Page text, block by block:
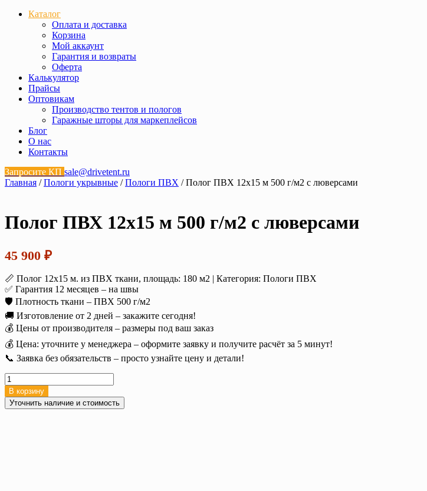
Каталог
Оплата и доставка
Корзина
Мой аккаунт
Гарантия и возвраты
Оферта
Калькулятор
Прайсы
Оптовикам
Производство тентов и пологов
Гаражные шторы для маркеплейсов
Блог
О нас
Контакты
Запросите КП sale@drivetent.ru
Главная /Пологи укрывные /Пологи ПВХ / Полог ПВХ 12х15 м 500 г/м2 с люверсами
Полог ПВХ 12х15 м 500 г/м2 с люверсами
45 900 ₽
📏 Полог 12х15 м. из ПВХ ткани, площадь: 180 м2 | Категория: Пологи ПВХ
✅ Гарантия 12 месяцев – на швы
🛡️ Плотность ткани – ПВХ 500 г/м2
🚚 Изготовление от 2 дней – закажите сегодня!
💰 Цены от производителя – размеры под ваш заказ
💰 Цена: уточните у менеджера – оформите заявку и получите расчёт за 5 минут!
📞 Заявка без обязательств – просто узнайте цену и детали!
Количество
товара
Полог
ПВХ
В корзину
Уточнить наличие и стоимость